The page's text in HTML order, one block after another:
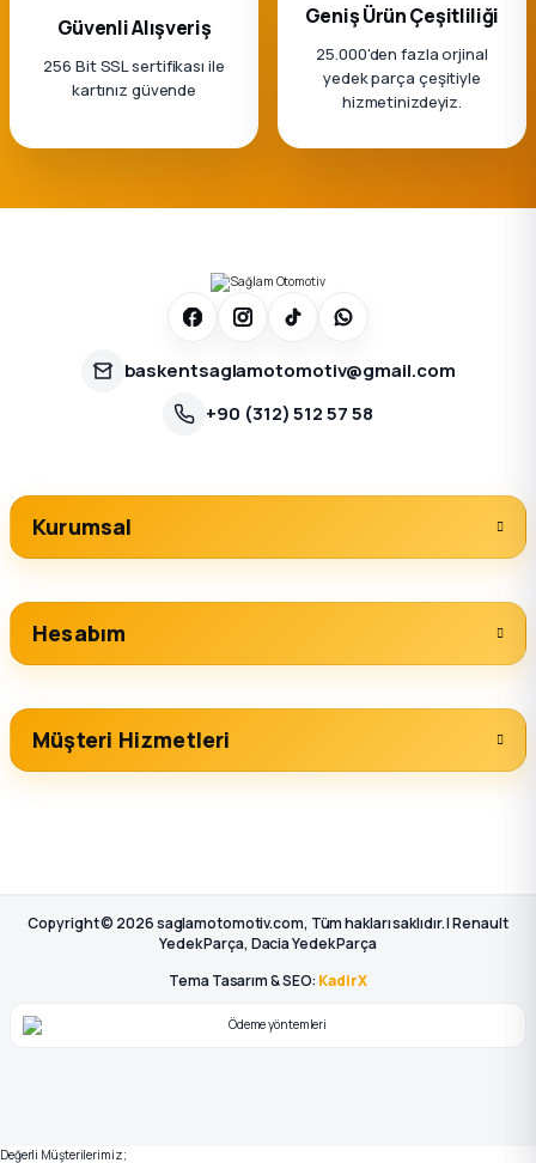
Güvenli Alışveriş
256 Bit SSL sertifikası ile
kartınız güvende
Geniş Ürün Çeşitliliği
25.000'den fazla orjinal
yedek parça çeşitiyle
hizmetinizdeyiz.
baskentsaglamotomotiv@gmail.com
+90 (312) 512 57 58
Kurumsal
Hesabım
Müşteri Hizmetleri
Copyright © 2026 saglamotomotiv.com, Tüm hakları saklıdır. | Renault
Yedek Parça, Dacia Yedek Parça
Tema Tasarım & SEO: KadirX
Değerli Müşterilerimiz;